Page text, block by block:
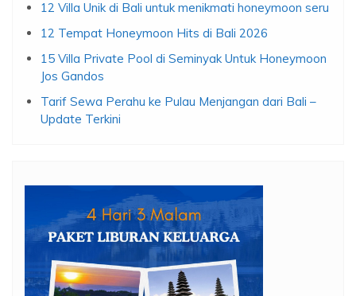
12 Villa Unik di Bali untuk menikmati honeymoon seru
12 Tempat Honeymoon Hits di Bali 2026
15 Villa Private Pool di Seminyak Untuk Honeymoon
Jos Gandos
Tarif Sewa Perahu ke Pulau Menjangan dari Bali –
Update Terkini